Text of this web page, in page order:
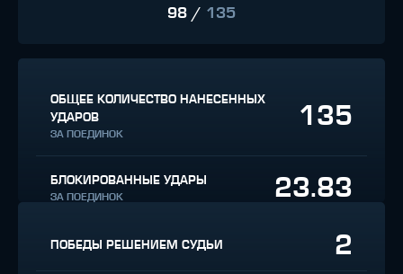
98 / 135
ОБЩЕЕ КОЛИЧЕСТВО НАНЕСЕННЫХ
УДАРОВ
ЗА ПОЕДИНОК
135
БЛОКИРОВАННЫЕ УДАРЫ
ЗА ПОЕДИНОК 23.83
ПОБЕДЫ РЕШЕНИЕМ СУДЬИ 2